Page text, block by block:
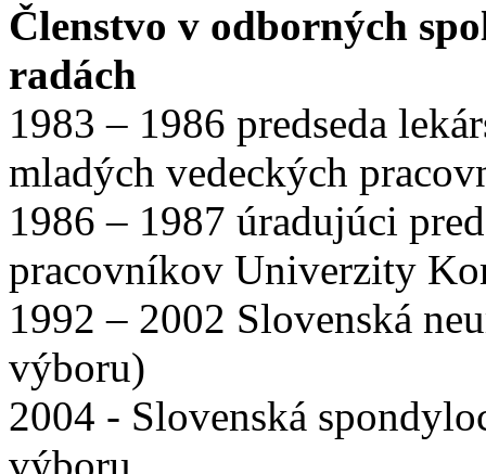
Členstvo v odborných
radách
1983 – 1986 predseda
mladých vedeckých
1986 – 1987 úradujúci
pracovníkov Univerzity
1992 – 2002 Slovenská
výboru)
2004 - Slovenská
výboru